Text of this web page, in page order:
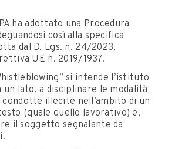
ha adottato una Procedura
così alla specifica
dal D. Lgs. n. 24/2023,
UE n. 2019/1937.
si intende l’istituto
lato, a disciplinare le modalità
condotte illecite nell’ambito di un
(quale quello lavorativo) e,
il soggetto segnalante da